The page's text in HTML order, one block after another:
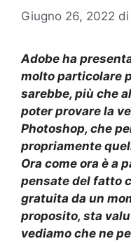
Giugno 26, 2022 di
Adobe ha
molto particolare
sarebbe, più che
poter provare la
Photoshop, che
propriamente
Ora come ora è a
pensate del fatto
gratuita da un
proposito, sta
vediamo che ne